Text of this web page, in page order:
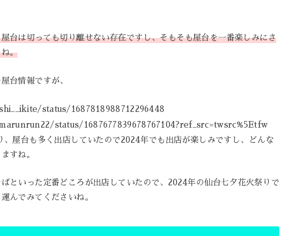
台は切っても切り離せない存在ですし、そもそも屋台を一番楽しみにさ
。
台情報ですが、
status/1687818988712296448
status/1687677839678767104?ref_src=twsrc%5Etfw
、屋台も多く出店していたので2024年でも出店が楽しみですし、どんな
すね。
といった定番どころが出店していたので、2024年の仙台七夕花火祭りで
んでみてくださいね。